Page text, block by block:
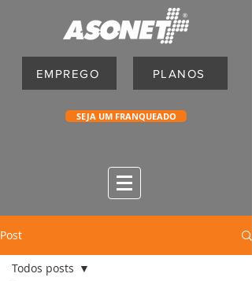
EMPREGO PLANOS
SEJA UM FRANQUEADO
Post
Todos posts